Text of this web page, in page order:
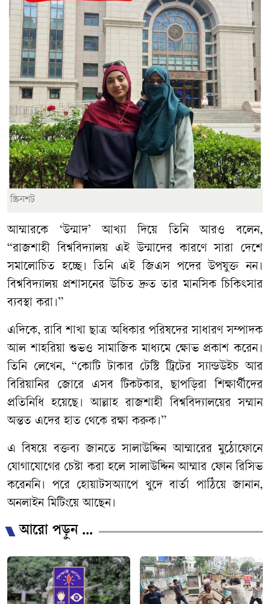
স্ক্রিনশট
আম্মারকে ‘উন্মাদ’ আখ্যা দিয়ে তিনি আরও বলেন,
“রাজশাহী বিশ্ববিদ্যালয় এই উন্মাদের কারণে সারা দেশে
সমালোচিত হচ্ছে। তিনি এই জিএস পদের উপযুক্ত নন।
বিশ্ববিদ্যালয় প্রশাসনের উচিত দ্রুত তার মানসিক চিকিৎসার
ব্যবস্থা করা।”
এদিকে, রাবি শাখা ছাত্র অধিকার পরিষদের সাধারণ সম্পাদক
আল শাহরিয়া শুভও সামাজিক মাধ্যমে ক্ষোভ প্রকাশ করেন।
তিনি লেখেন, “কোটি টাকার টেস্টি ট্রিটের স্যান্ডউইচ আর
বিরিয়ানির জোরে এসব টিকটকার, ছাপড়িরা শিক্ষার্থীদের
প্রতিনিধি হয়েছে। আল্লাহ রাজশাহী বিশ্ববিদ্যালয়ের সম্মান
অন্তত এদের হাত থেকে রক্ষা করুক।”
এ বিষয়ে বক্তব্য জানতে সালাউদ্দিন আম্মারের মুঠোফোনে
যোগাযোগের চেষ্টা করা হলে সালাউদ্দিন আম্মার ফোন রিসিভ
করেননি। পরে হোয়াটসঅ্যাপে খুদে বার্তা পাঠিয়ে জানান,
অনলাইন মিটিংয়ে আছেন।
আরো পড়ুন ...